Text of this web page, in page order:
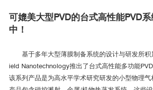
可媲美大型PVD的台式高性能PVD
中！
基于多年大型薄膜制备系统的设计与研发所
ield Nanotechnology推出了台式高性能多功能PVD
该系列产品是为高水平学术研究研发的小型物理